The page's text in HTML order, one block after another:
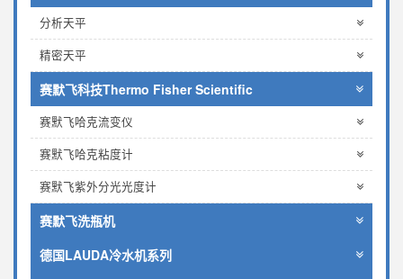
分析天平
精密天平
赛默飞科技Thermo Fisher Scientific
赛默飞哈克流变仪
赛默飞哈克粘度计
赛默飞紫外分光光度计
赛默飞洗瓶机
德国LAUDA冷水机系列